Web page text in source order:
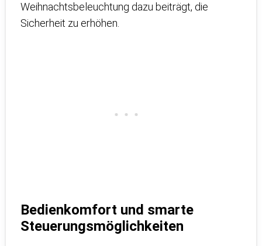
Weihnachtsbeleuchtung dazu beiträgt, die
Sicherheit zu erhöhen.
Bedienkomfort und smarte
Steuerungsmöglichkeiten